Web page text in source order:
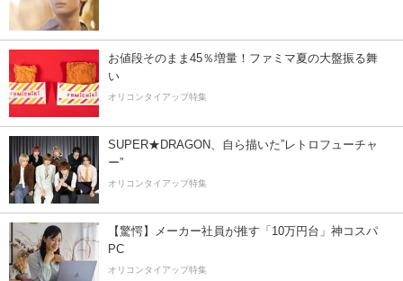
お値段そのまま45％増量！ファミマ夏の大盤振る舞
い
オリコンタイアップ特集
SUPER★DRAGON、自ら描いた”レトロフューチャ
ー”
オリコンタイアップ特集
【驚愕】メーカー社員が推す「10万円台」神コスパ
PC
オリコンタイアップ特集